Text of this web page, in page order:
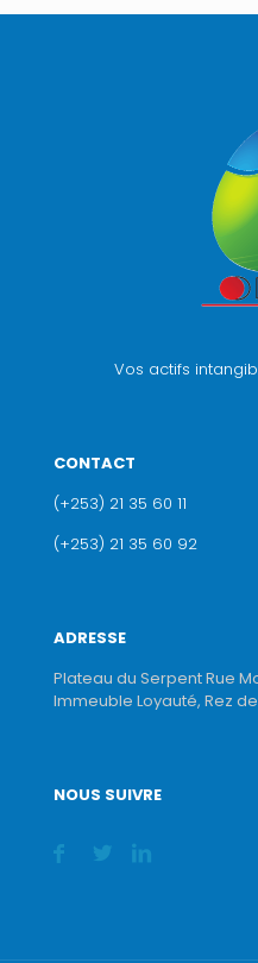
Vos actifs
CONTACT
(+253) 21 35 60 11
(+253) 21 35 60 92
ADRESSE
Plateau du Serpent Rue
Immeuble Loyauté, Rez
NOUS SUIVRE